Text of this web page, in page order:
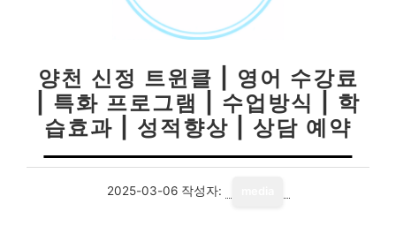
양천 신정 트윈클 | 영어 수강료
| 특화 프로그램 | 수업방식 | 학
습효과 | 성적향상 | 상담 예약
2025-03-06 작성자: